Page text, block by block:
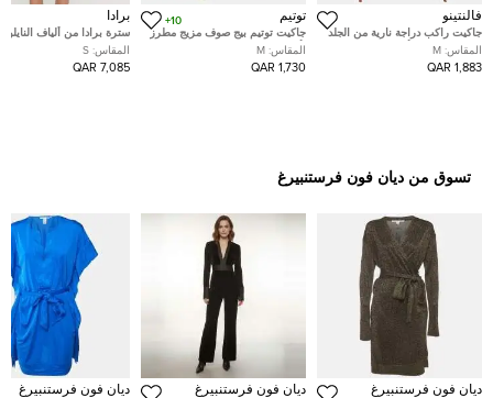
فالنتينو
جاكيت راكب دراجة نارية من الجلد
المطلق فالنتينو أحمر مقاس
متوسط
المقاس: M
1,883 QAR
توتيم
10+
جاكيت توتيم بيج صوف مزيج مطرز
بأزرار للإغلاق مقاس وسط
المقاس: M
1,730 QAR
برادا
سترة برادا من ألياف النايلون
السوداء مع حزام مبطن
صغير - سمول
المقاس: S
7,085 QAR
تسوق من ديان فون فرستنبيرغ
ديان فون فرستنبيرغ ديان فون فرستنبيرغ ديان فون فرستنبيرغ